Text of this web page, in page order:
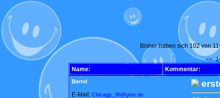
Bisher haben sich 102 von
<< 1
Name:
Kommentar:
Bernd
E-Mail: Chicagp_36@gmx.de